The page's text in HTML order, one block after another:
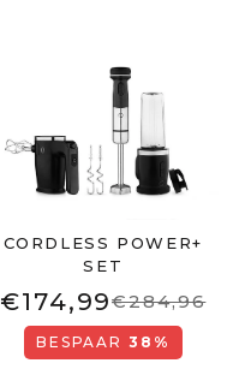
CORDLESS POWER+
SET
€174,99€284,96
BESPAAR 38%